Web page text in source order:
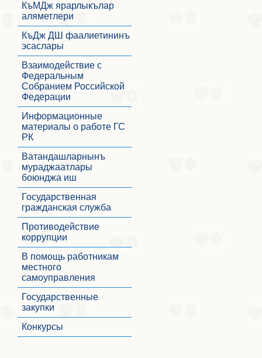
КъМДж ярарлыкълар
аляметлери
КъДж ДШ фаалиетининъ
эсаслары
Взаимодействие с
Федеральным
Собранием Российской
Федерации
Информационные
материалы о работе ГС
РК
Ватандашларнынъ
мураджаатлары
боюнджа иш
Государственная
гражданская служба
Противодействие
коррупции
В помощь работникам
местного
самоуправления
Государственные
закупки
Конкурсы